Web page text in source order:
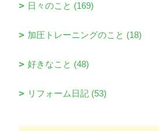
日々のこと (169)
加圧トレーニングのこと (18)
好きなこと (48)
リフォーム日記 (53)